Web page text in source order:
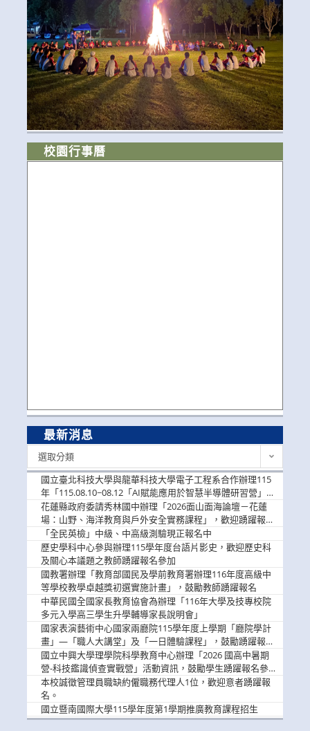
校園行事曆
最新消息
選取分類
國立臺北科技大學與龍華科技大學電子工程系合作辦理115
年「115.08.10~08.12「AI賦能應用於智慧半導體研習營」，
歡迎學生踴躍報名參加
花蓮縣政府委請秀林國中辦理「2026面山面海論壇－花蓮
場：山野、海洋教育與戶外安全實務課程」，歡迎踴躍報名
參加
「全民英檢」中級、中高級測驗現正報名中
歷史學科中心參與辦理115學年度台語片影史，歡迎歷史科
及關心本議題之教師踴躍報名參加
國教署辦理「教育部國民及學前教育署辦理116年度高級中
等學校教學卓越獎初選實施計畫」，鼓勵教師踴躍報名
中華民國全國家長教育協會為辦理「116年大學及技專校院
多元入學高三學生升學輔導家長說明會」
國家表演藝術中心國家兩廳院115學年度上學期「廳院學計
畫」—「職人大講堂」及「一日體驗課程」，鼓勵踴躍報名
參與。
國立中興大學理學院科學教育中心辦理「2026 國高中暑期
營-科技鑑識偵查實戰營」活動資訊，鼓勵學生踴躍報名參
加。
本校誠徵管理員職缺約僱職務代理人1位，歡迎意者踴躍報
名。
國立暨南國際大學115學年度第1學期推廣教育課程招生